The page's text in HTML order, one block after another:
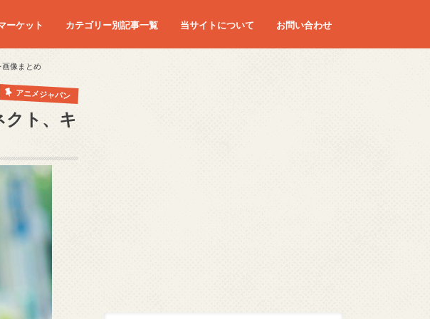
ーケット カテゴリー別記事一覧 当サイトについて お問い合わせ
画像まとめ
アニメジャパン
クト、キ